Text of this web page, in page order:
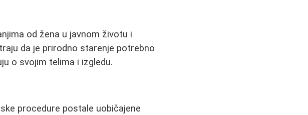
od žena u javnom životu i
da je prirodno starenje potrebno
o svojim telima i izgledu.
procedure postale uobičajene